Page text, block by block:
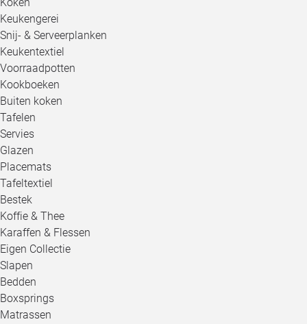
Keukengerei
Snij- & Serveerplanken
Keukentextiel
Voorraadpotten
Kookboeken
Buiten koken
Tafelen
Servies
Glazen
Placemats
Tafeltextiel
Bestek
Koffie & Thee
Karaffen & Flessen
Eigen Collectie
Slapen
Bedden
Boxsprings
Matrassen